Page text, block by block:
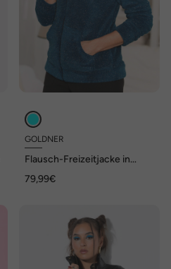
GOLDNER
Flausch-Freizeitjacke in
79,99€